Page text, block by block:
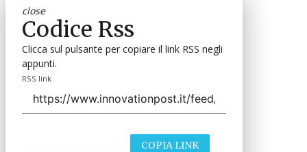
close
Codice Rss
Clicca sul pulsante per copiare il link RSS negli
appunti.
RSS link
COPIA LINK